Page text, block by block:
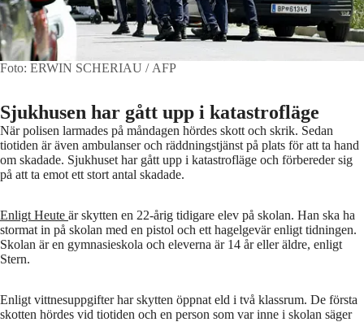
Foto: ERWIN SCHERIAU / AFP
Sjukhusen har gått upp i katastrofläge
När polisen larmades på måndagen hördes skott och skrik. Sedan
tiotiden är även ambulanser och räddningstjänst på plats för att ta hand
om skadade. Sjukhuset har gått upp i katastrofläge och förbereder sig
på att ta emot ett stort antal skadade.
Enligt Heute är skytten en 22-årig tidigare elev på skolan. Han ska ha
stormat in på skolan med en pistol och ett hagelgevär enligt tidningen.
Skolan är en gymnasieskola och eleverna är 14 år eller äldre, enligt
Stern.
Enligt vittnesuppgifter har skytten öppnat eld i två klassrum. De första
skotten hördes vid tiotiden och en person som var inne i skolan säger